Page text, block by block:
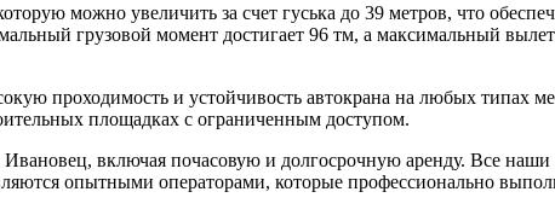
можно увеличить за счет гуська до 39 метров, что
грузовой момент достигает 96 тм, а максимальный
проходимость и устойчивость автокрана на любых типах
площадках с ограниченным доступом.
включая почасовую и долгосрочную аренду. Все
опытными операторами, которые профессионально